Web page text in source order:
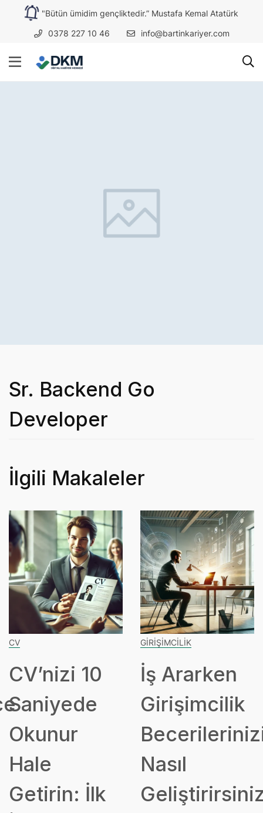
"Bütün ümidim gençliktedir.” Mustafa Kemal Atatürk
0378 227 10 46 info@bartinkariyer.com
Sr. Backend Go
Developer
İlgili Makaleler
CV
CV’nizi 10
Saniyede
Okunur
Hale
Getirin: İlk
GIRIŞIMCILIK
İş Ararken
Girişimcilik
Nasıl